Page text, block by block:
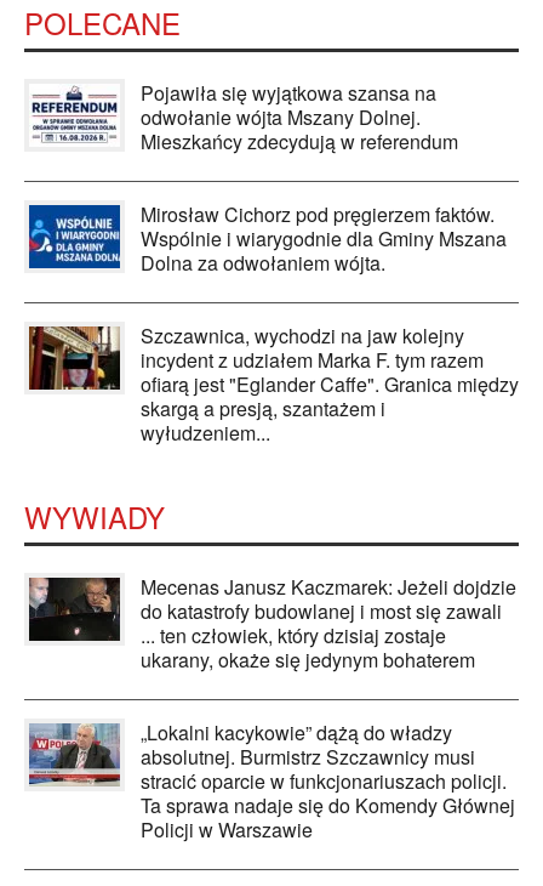
POLECANE
Pojawiła się wyjątkowa szansa na
odwołanie wójta Mszany Dolnej.
Mieszkańcy zdecydują w referendum
Mirosław Cichorz pod pręgierzem faktów.
Wspólnie i wiarygodnie dla Gminy Mszana
Dolna za odwołaniem wójta.
Szczawnica, wychodzi na jaw kolejny
incydent z udziałem Marka F. tym razem
ofiarą jest "Eglander Caffe". Granica między
skargą a presją, szantażem i
wyłudzeniem...
WYWIADY
Mecenas Janusz Kaczmarek: Jeżeli dojdzie
do katastrofy budowlanej i most się zawali
... ten człowiek, który dzisiaj zostaje
ukarany, okaże się jedynym bohaterem
„Lokalni kacykowie” dążą do władzy
absolutnej. Burmistrz Szczawnicy musi
stracić oparcie w funkcjonariuszach policji.
Ta sprawa nadaje się do Komendy Głównej
Policji w Warszawie